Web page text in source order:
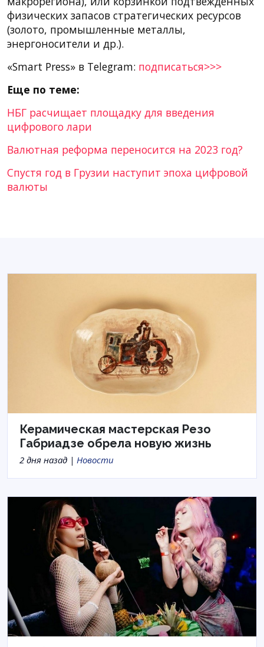
физических запасов стратегических ресурсов
(золото, промышленные металлы,
энергоносители и др.).
«Smart Press» в Telegram: подписаться>>>
Еще по теме:
НБГ расчищает площадку для введения
цифрового лари
Валютная реформа переносится на 2023 год?
Спустя год в Грузии наступит эпоха цифровой
валюты
Керамическая мастерская Резо
Габриадзе обрела новую жизнь
2 дня назад | Новости